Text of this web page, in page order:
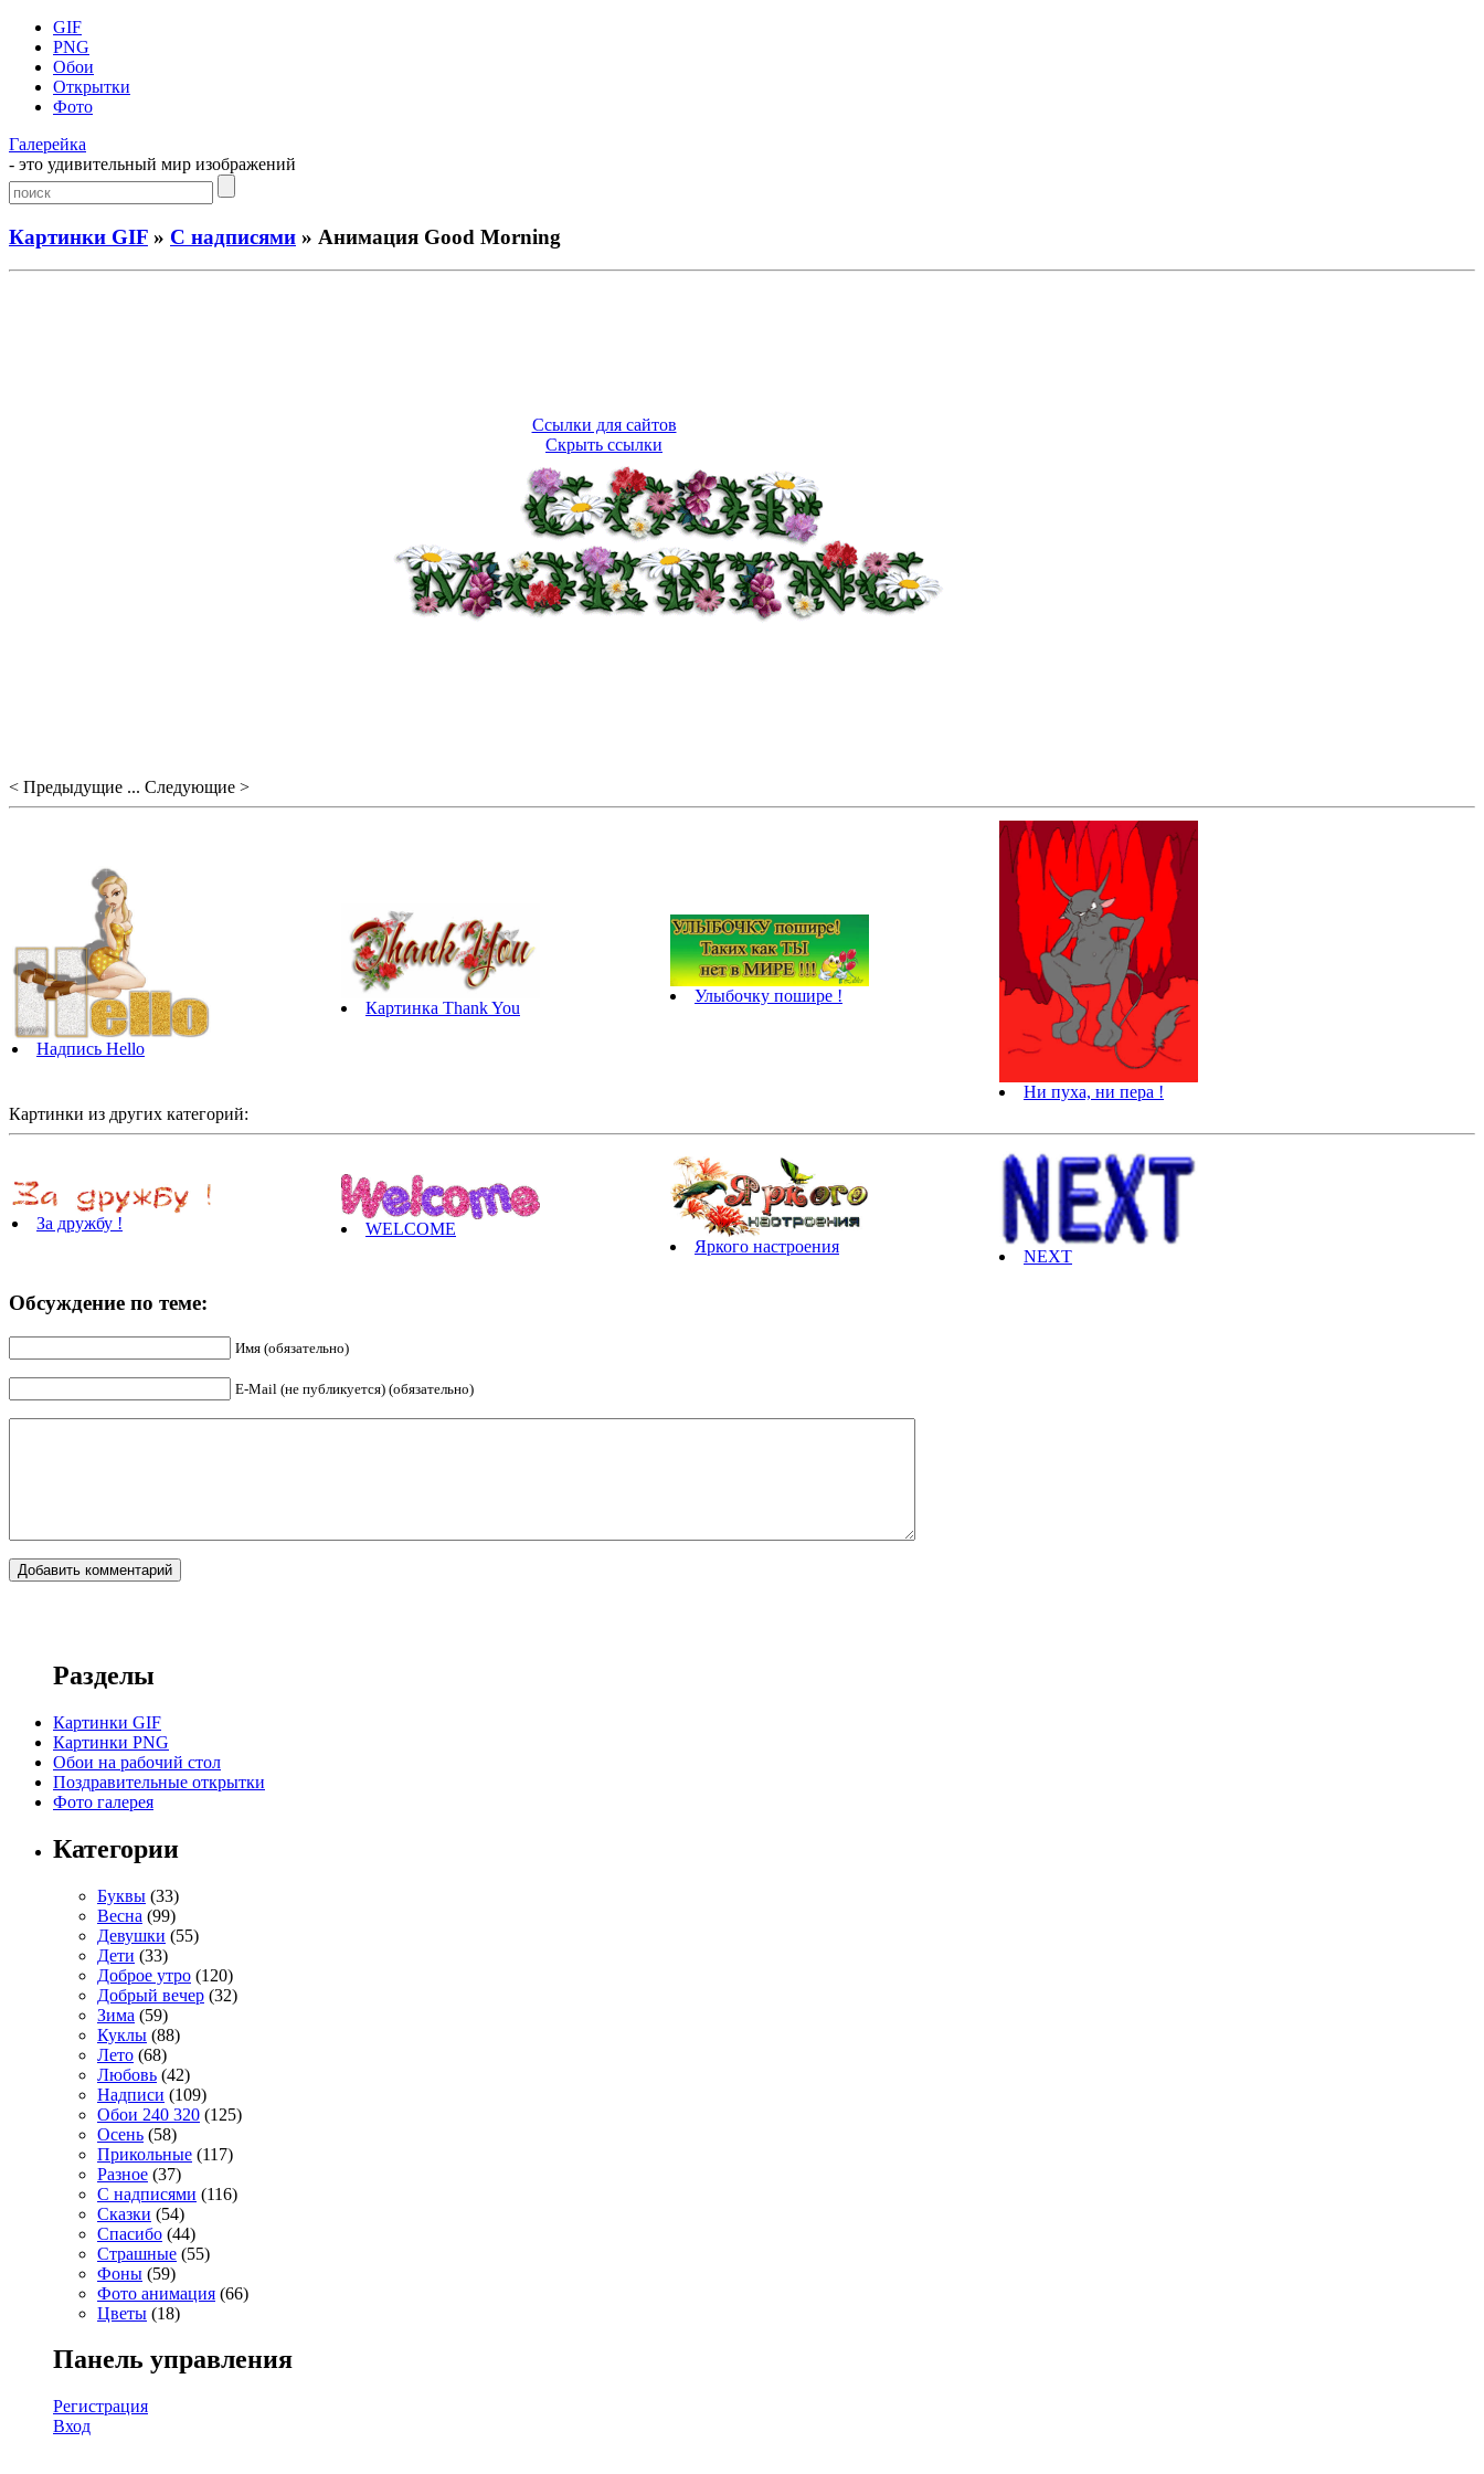
GIF
PNG
Обои
Открытки
Фото
Галерейка
- это удивительный мир изображений
Картинки GIF » С надписями » Анимация Good Morning
Ссылки для сайтов
Скрыть ссылки
< Предыдущие ... Следующие >
Надпись Hello
Картинка Thank You
Улыбочку пошире !
Ни пуха, ни пера !
Картинки из других категорий:
За дружбу !
WELCOME
Яркого настроения
NEXT
Обсуждение по теме:
Имя (обязательно)
E-Mail (не публикуется) (обязательно)
Разделы
Картинки GIF
Картинки PNG
Обои на рабочий стол
Поздравительные открытки
Фото галерея
Категории
Буквы (33)
Весна (99)
Девушки (55)
Дети (33)
Доброе утро (120)
Добрый вечер (32)
Зима (59)
Куклы (88)
Лето (68)
Любовь (42)
Надписи (109)
Обои 240 320 (125)
Осень (58)
Прикольные (117)
Разное (37)
С надписями (116)
Сказки (54)
Спасибо (44)
Страшные (55)
Фоны (59)
Фото анимация (66)
Цветы (18)
Панель управления
Регистрация
Вход